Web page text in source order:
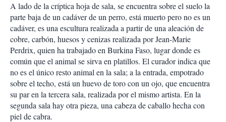
A lado de la críptica hoja de sala, se encuentra sobre el suelo la
parte baja de un cadáver de un perro, está muerto pero no es un
cadáver, es una escultura realizada a partir de una aleación de
cobre, carbón, huesos y cenizas realizada por Jean-Marie
Perdrix, quien ha trabajado en Burkina Faso, lugar donde es
común que el animal se sirva en platillos. El curador indica que
no es el único resto animal en la sala; a la entrada, empotrado
sobre el techo, está un huevo de toro con un ojo, que encuentra
su par en la tercera sala, realizada por el mismo artista. En la
segunda sala hay otra pieza, una cabeza de caballo hecha con
piel de cabra.